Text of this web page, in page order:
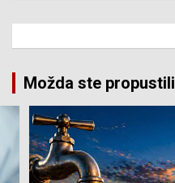
Možda ste propustili